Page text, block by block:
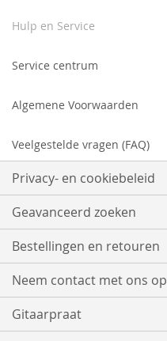
Hulp en Service
Service centrum
Algemene Voorwaarden
Veelgestelde vragen (FAQ)
Privacy- en cookiebeleid
Geavanceerd zoeken
Bestellingen en retouren
Neem contact met ons op
Gitaarpraat